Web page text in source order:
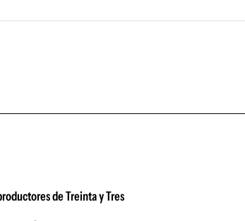
de Treinta y Tres